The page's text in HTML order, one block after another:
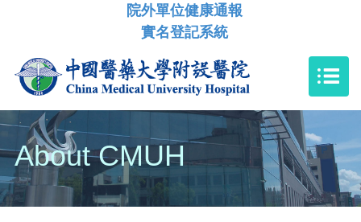
院外單位健康通報
實名登記系統
About CMUH